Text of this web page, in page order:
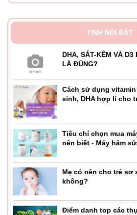
TINH NỔI BẬT
DHA, SẮT-KẼM VÀ D3
LÀ ĐÚNG?
Cách sử dụng
sinh, DHA hợp lí cho
Tiêu chí chọn mua
nên biết - Máy hâm
Mẹ có nên cho trẻ
không?
Điểm danh top các